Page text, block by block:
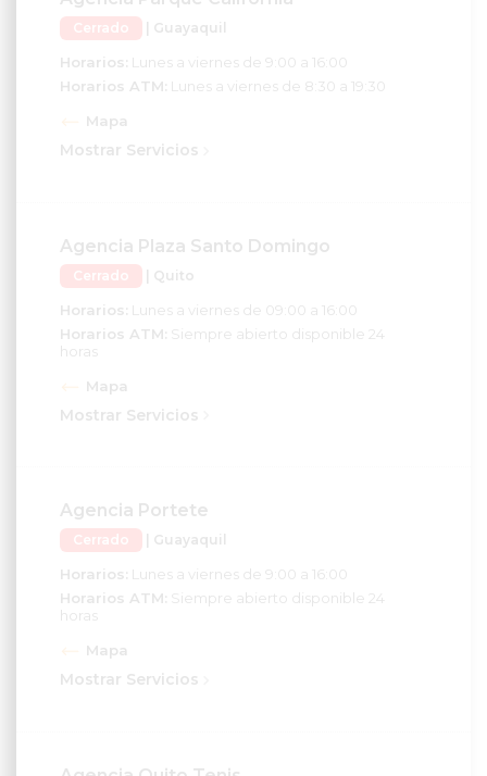
Cerrado | Guayaquil
Horarios:Lunes a viernes de 9:00 a 16:00
Horarios ATM:
Lunes a viernes de 8:30 a 19:30
Mostrar Servicios
Cerrado | Quito
Horarios:Lunes a viernes de 09:00 a 16:00
Horarios ATM:
Siempre abierto disponible 24
horas
Mostrar Servicios
Cerrado | Guayaquil
Horarios:Lunes a viernes de 9:00 a 16:00
Horarios ATM:
Siempre abierto disponible 24
horas
Mostrar Servicios